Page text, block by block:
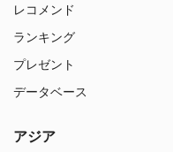
レコメンド
ランキング
プレゼント
データベース
アジア